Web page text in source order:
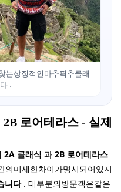
는상징적인마추픽추클래
.
로어테라스 - 실제
2A 클래식 과 2B 로어테라스
의미세한차이가명시되어있지
니다 . 대부분의방문객은같은